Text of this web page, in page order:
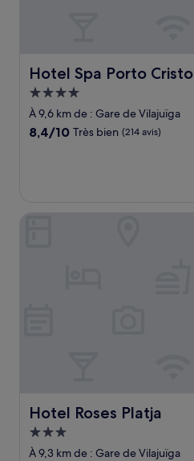
Hotel Spa Porto Cristo
Hotel Spa Porto Cristo
Hébergement
4.0 étoiles
À 9,6 km de : Gare de Vilajuïga
8.4
8,4/10 Très bien (214 avis)
Hotel Roses Platja
Hotel Roses Platja
Hébergement
3.0 étoiles
À 9,3 km de : Gare de Vilajuïga